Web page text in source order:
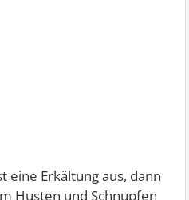
eine Erkältung aus, dann
Husten und Schnupfen